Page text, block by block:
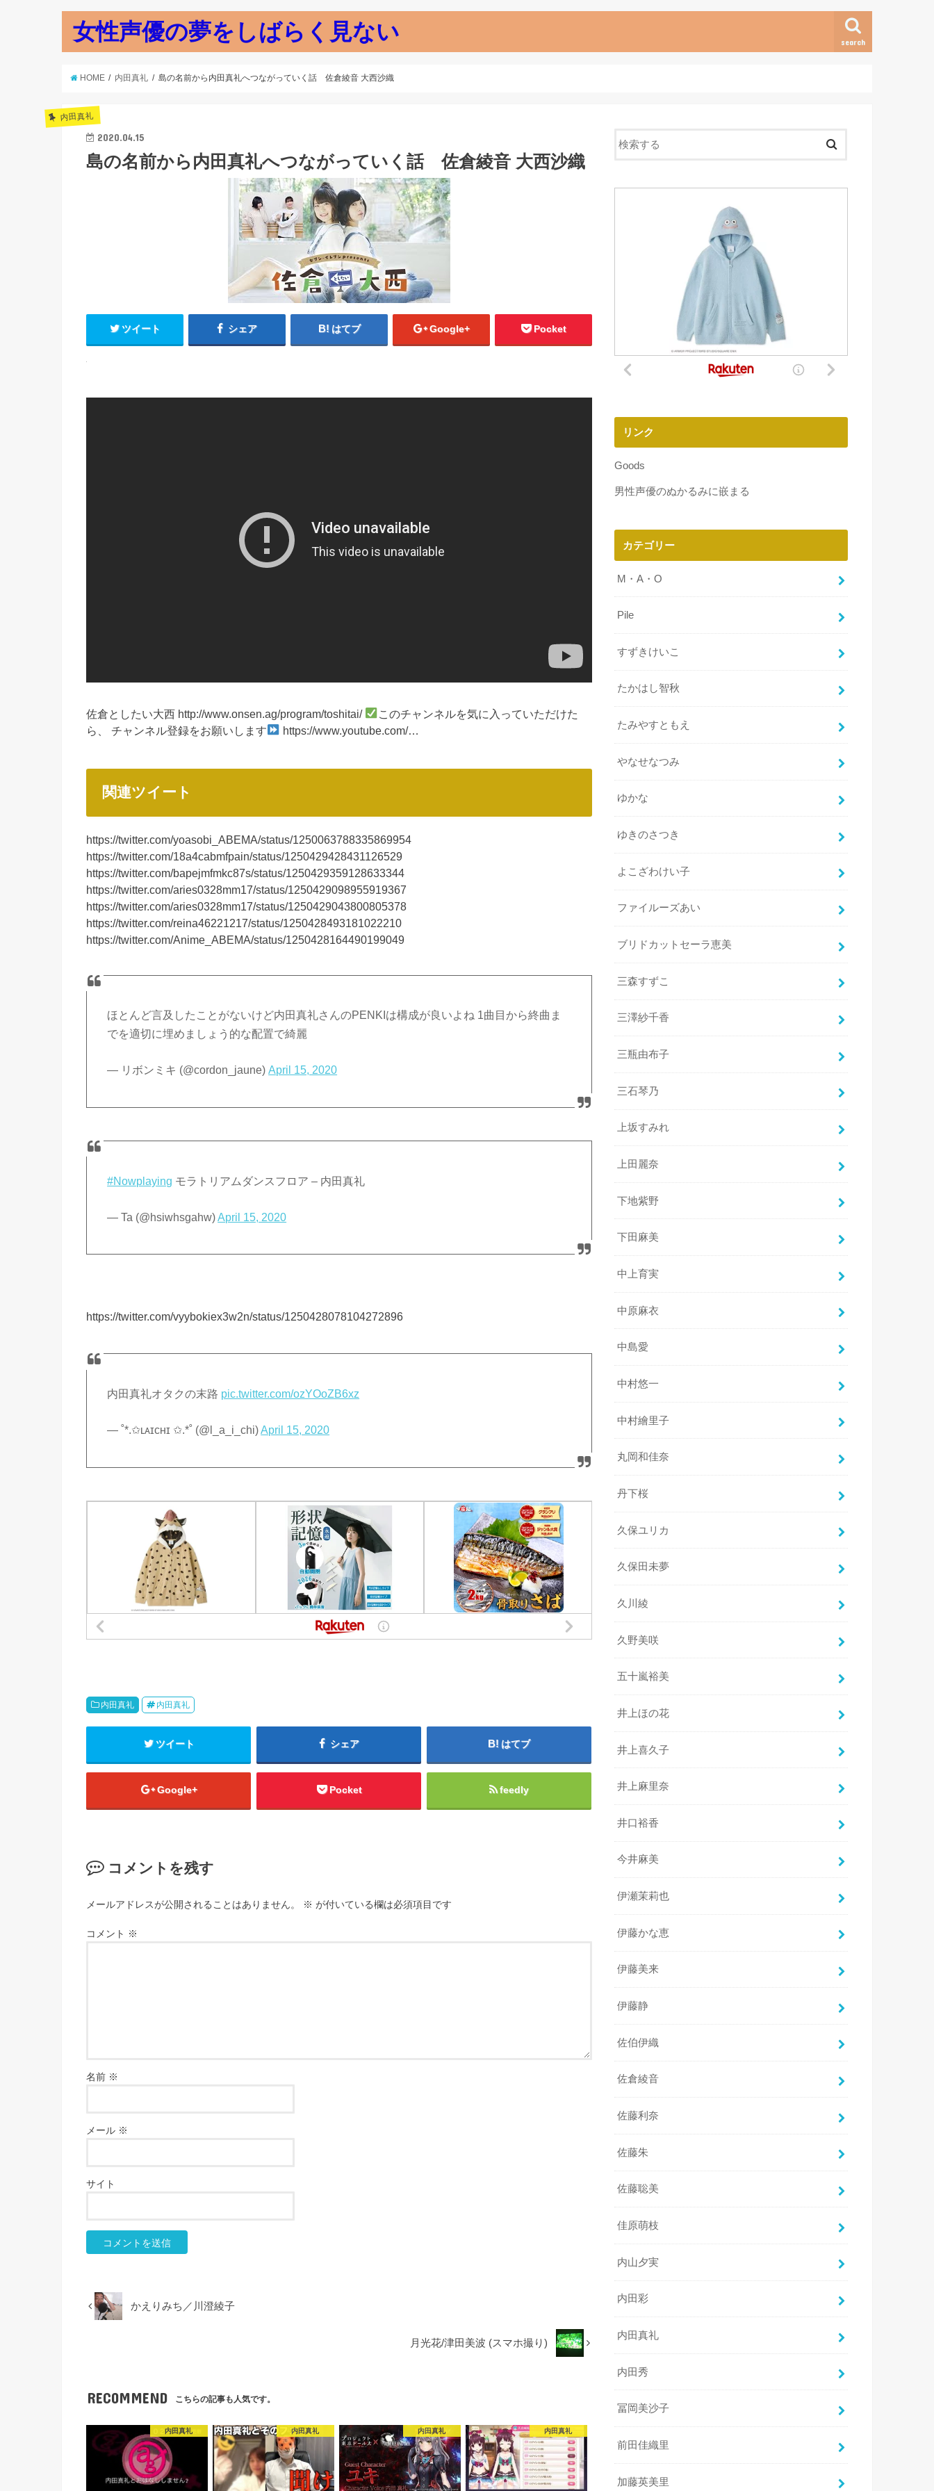
女性声優の夢をしばらく見ない search
HOME 内田真礼 島の名前から内田真礼へつながっていく話 佐倉綾音 大西沙織
内田真礼
2020.04.15
島の名前から内田真礼へつながっていく話 佐倉綾音 大西沙織
ツイート シェア はてブ Google+ Pocket
佐倉としたい大西 http://www.onsen.ag/program/toshitai/
このチャンネルを気に入っていただけた
ら、 チャンネル登録をお願いします
https://www.youtube.com/…
関連ツイート
https://twitter.com/yoasobi_ABEMA/status/1250063788335869954
https://twitter.com/18a4cabmfpain/status/1250429428431126529
https://twitter.com/bapejmfmkc87s/status/1250429359128633344
https://twitter.com/aries0328mm17/status/1250429098955919367
https://twitter.com/aries0328mm17/status/1250429043800805378
https://twitter.com/reina46221217/status/1250428493181022210
https://twitter.com/Anime_ABEMA/status/1250428164490199049
ほとんど言及したことがないけど内田真礼さんのPENKIは構成が良いよね 1曲目から終曲ま
でを適切に埋めましょう的な配置で綺麗
— リボンミキ (@cordon_jaune)April 15, 2020
#Nowplaying モラトリアムダンスフロア – 内田真礼
— Ta (@hsiwhsgahw)April 15, 2020
https://twitter.com/vyybokiex3w2n/status/1250428078104272896
内田真礼オタクの末路 pic.twitter.com/ozYOoZB6xz
— ˚*.✩ʟᴀɪᴄʜɪ ✩.*˚ (@l_a_i_chi)April 15, 2020
内田真礼 内田真礼
ツイート シェア はてブ
Google+ Pocket feedly
コメントを残す
メールアドレスが公開されることはありません。 ※ が付いている欄は必須項目です
コメント ※
名前 ※
メール ※
サイト
かえりみち／川澄綾子
月光花/津田美波 (スマホ撮り)
RECOMMEND こちらの記事も人気です。
内田真礼 内田真礼 内田真礼 内田真礼
リンク
Goods
男性声優のぬかるみに嵌まる
カテゴリー
M・A・O
Pile
すずきけいこ
たかはし智秋
たみやすともえ
やなせなつみ
ゆかな
ゆきのさつき
よこざわけい子
ファイルーズあい
ブリドカットセーラ恵美
三森すずこ
三澤紗千香
三瓶由布子
三石琴乃
上坂すみれ
上田麗奈
下地紫野
下田麻美
中上育実
中原麻衣
中島愛
中村悠一
中村繪里子
丸岡和佳奈
丹下桜
久保ユリカ
久保田未夢
久川綾
久野美咲
五十嵐裕美
井上ほの花
井上喜久子
井上麻里奈
井口裕香
今井麻美
伊瀬茉莉也
伊藤かな恵
伊藤美来
伊藤静
佐伯伊織
佐倉綾音
佐藤利奈
佐藤朱
佐藤聡美
佳原萌枝
内山夕実
内田彩
内田真礼
内田秀
冨岡美沙子
前田佳織里
加藤英美里